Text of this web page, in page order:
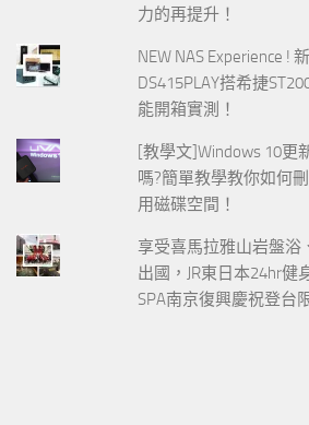
力的再提升！
NEW NAS Experience !
DS415PLAY搭希捷
能開箱實測！
[教學文]Windows 10更
嗎?簡單教學教你如何
用磁碟空間！
享受喜馬拉雅山岩盤浴
出國，JR東日本24hr健
SPA南京復興慶祝登台